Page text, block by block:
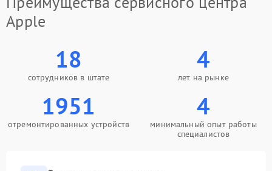
Apple
18
сотрудников в штате
4
лет на рынке
1951
отремонтированных устройств
4
минимальный опыт работы
специалистов